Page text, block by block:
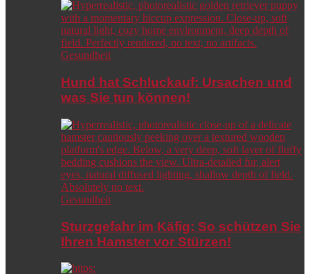
Gesundheit
Hund hat Schluckauf: Ursachen und
was Sie tun können!
Gesundheit
Sturzgefahr im Käfig: So schützen Sie
Ihren Hamster vor Stürzen!